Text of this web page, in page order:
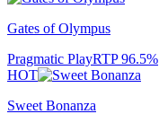
Gates of Olympus
Pragmatic PlayRTP96.5%
HOT
Sweet Bonanza